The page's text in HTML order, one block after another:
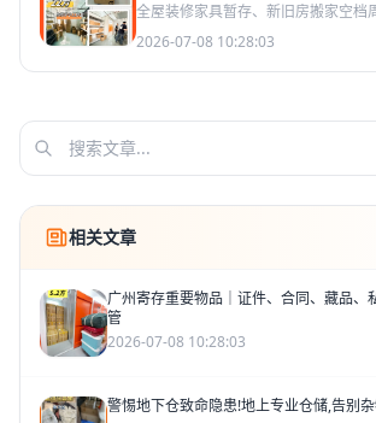
全屋装修家具暂存、新旧房搬家空档
囤货、展会样品存放、出差返乡行李
2026-07-08 10:28:03
相关文章
广州寄存重要物品｜证件、合同、藏品、
管
2026-07-08 10:28:03
警惕地下仓致命隐患!地上专业仓储,告别